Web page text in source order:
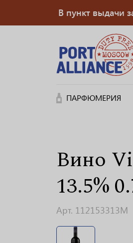
В пункт выдачи
ПАРФЮМЕРИЯ
Вино
13.5%
Арт. 112153313M